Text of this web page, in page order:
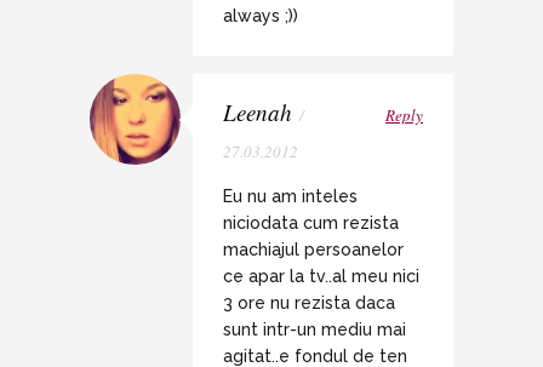
always ;))
Leenah /
27.03.2012
Reply
Eu nu am inteles
niciodata cum rezista
machiajul persoanelor
ce apar la tv..al meu nici
3 ore nu rezista daca
sunt intr-un mediu mai
agitat..e fondul de ten